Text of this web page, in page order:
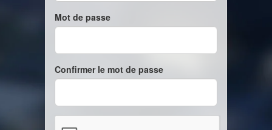
Mot de passe
Confirmer le mot de passe